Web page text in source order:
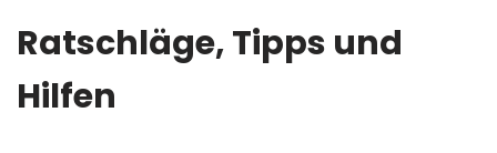
Ratschläge, Tipps und
Hilfen